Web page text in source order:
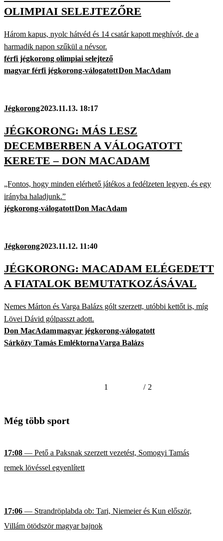
OLIMPIAI SELEJTEZŐRE
Három kapus, nyolc hátvéd és 14 csatár kapott meghívót, de a
harmadik napon szűkül a névsor.
férfi jégkorong olimpiai selejtező
magyar férfi jégkorong-válogatottDon MacAdam
Jégkorong2023.11.13. 18:17
JÉGKORONG: MÁS LESZ
DECEMBERBEN A VÁLOGATOTT
KERETE – DON MACADAM
„Fontos, hogy minden elérhető játékos a fedélzeten legyen, és egy
irányba haladjunk.”
jégkorong-válogatottDon MacAdam
Jégkorong2023.11.12. 11:40
JÉGKORONG: MACADAM ELÉGEDETT
A FIATALOK BEMUTATKOZÁSÁVAL
Nemes Márton és Varga Balázs gólt szerzett, utóbbi kettőt is, míg
Lövei Dávid gólpasszt adott.
Don MacAdammagyar jégkorong-válogatott
Sárközy Tamás EmléktornaVarga Balázs
1 / 2
Még több sport
17:08 — Pető a Paksnak szerzett vezetést, Somogyi Tamás
remek lövéssel egyenlített
17:06 — Strandröplabda ob: Tari, Niemeier és Kun először,
Villám ötödször magyar bajnok